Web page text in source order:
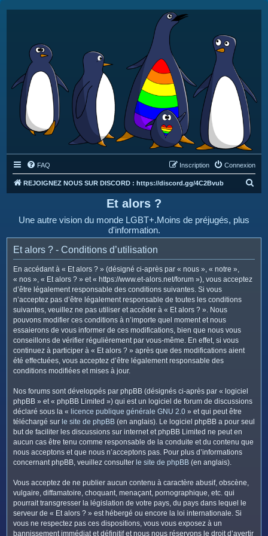
FAQ Connexion
Inscription
REJOIGNEZ NOUS SUR DISCORD : https://discord.gg/4C2Bvub
e
Et alors ?
Une autre vision du monde LGBT+.Moins de préjugés, plus
d'information.
Et alors ? - Conditions d’utilisation
En accédant à « Et alors ? » (désigné ci-après par « nous », « notre »,
« nos », « Et alors ? » et « https://www.et-alors.net/forum »), vous acceptez
d’être légalement responsable des conditions suivantes. Si vous
n’acceptez pas d’être légalement responsable de toutes les conditions
suivantes, veuillez ne pas utiliser et accéder à « Et alors ? ». Nous
pouvons modifier ces conditions à n’importe quel moment et nous
essaierons de vous informer de ces modifications, bien que nous vous
conseillons de vérifier régulièrement par vous-même. En effet, si vous
continuez à participer à « Et alors ? » après que des modifications aient
été effectuées, vous acceptez d’être légalement responsable des
conditions modifiées et mises à jour.
Nos forums sont développés par phpBB (désignés ci-après par « logiciel
phpBB » et « phpBB Limited ») qui est un logiciel de forum de discussions
déclaré sous la « licence publique générale GNU 2.0 » et qui peut être
téléchargé sur le site de phpBB (en anglais). Le logiciel phpBB a pour seul
but de faciliter les discussions sur internet et phpBB Limited ne peut en
aucun cas être tenu comme responsable de la conduite et du contenu que
nous acceptons et que nous n’acceptons pas. Pour plus d’informations
concernant phpBB, veuillez consulter le site de phpBB (en anglais).
Vous acceptez de ne publier aucun contenu à caractère abusif, obscène,
vulgaire, diffamatoire, choquant, menaçant, pornographique, etc. qui
pourrait transgresser la législation de votre pays, du pays dans lequel le
serveur de « Et alors ? » est hébergé ou encore la loi internationale. Si
vous ne respectez pas ces dispositions, vous vous exposez à un
bannissement immédiat et définitif et nous nous réservons le droit d’avertir